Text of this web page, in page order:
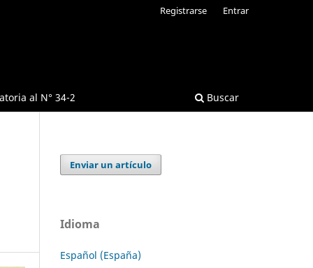
al N° 34-2 Buscar
Registrarse Entrar
Enviar un artículo
Idioma
Español (España)